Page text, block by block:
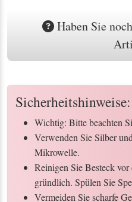
Haben Sie
Sicherheitshinweise:
Wichtig: Bitte beachten
Verwenden Sie Silber
Mikrowelle.
Reinigen Sie Besteck vor
gründlich. Spülen Sie
Vermeiden Sie scharfe